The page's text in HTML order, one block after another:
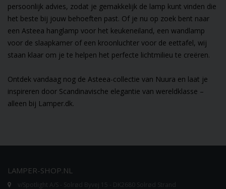
persoonlijk advies, zodat je gemakkelijk de lamp kunt vinden die
het beste bij jouw behoeften past. Of je nu op zoek bent naar
een Asteea hanglamp voor het keukeneiland, een wandlamp
voor de slaapkamer of een kroonluchter voor de eettafel, wij
staan klaar om je te helpen het perfecte lichtmilieu te creëren.
Ontdek vandaag nog de Asteea-collectie van Nuura en laat je
inspireren door Scandinavische elegantie van wereldklasse –
alleen bij Lamper.dk.
LAMPER-SHOP.NL